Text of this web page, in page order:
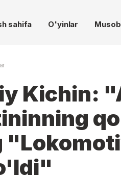
sahifa O'yinlar
Kichin: